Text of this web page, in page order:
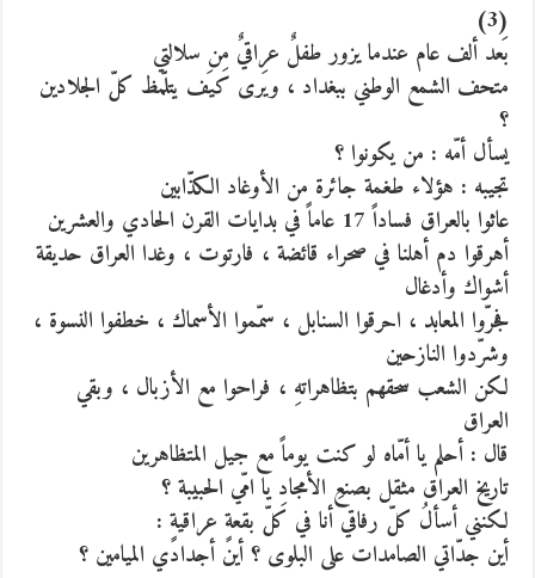
(3)
بَعد ألف عام عندما يزور طفلٌ عراقيٌ مِن سلالتي
متحف الشمع الوطني ببغداد ، ويَرى كيَف يتلّمظ كلّ الجلادين
؟
يسأل أمّه : من يكونوا ؟
تجيبه : هؤلاء طغمة جائرة من الأوغاد الكذّابين
عاثوا بالعراق فساداً 17 عاماً في بدايات القرن الحادي والعشرين
أهرقوا دم أهلنا في صحراء قائضة ، فارتوت ، وغدا العراق حديقة
أشواك وأدغال
فجرّوا المعابد ، احرقوا السنابل ، سمّموا الأسماك ، خطفوا النسوة ،
وشرّدوا النازحين
لكن الشعب سحقهم بتظاهراتهِ ، فراحوا مع الأزبال ، وبقي
العراق
قال : أحلم يا أمّاه لو كنت يوماً مع جيل المتظاهرين
تاريخ العراق مثقل بصنعِ الأمجادِ يا امّي الحبيبة ؟
لكنني أسألُ كلّ رفاقي أنا في كلّ بقعةٍ عراقيةٍ :
أين جدّاتي الصامدات على البلوى ؟ أين أجدادي الميامين ؟